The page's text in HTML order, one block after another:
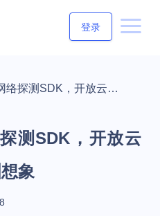
登录
UCloud开源网络探测SDK，开放云平台助力突破非洲想象
测SDK，开放云
象